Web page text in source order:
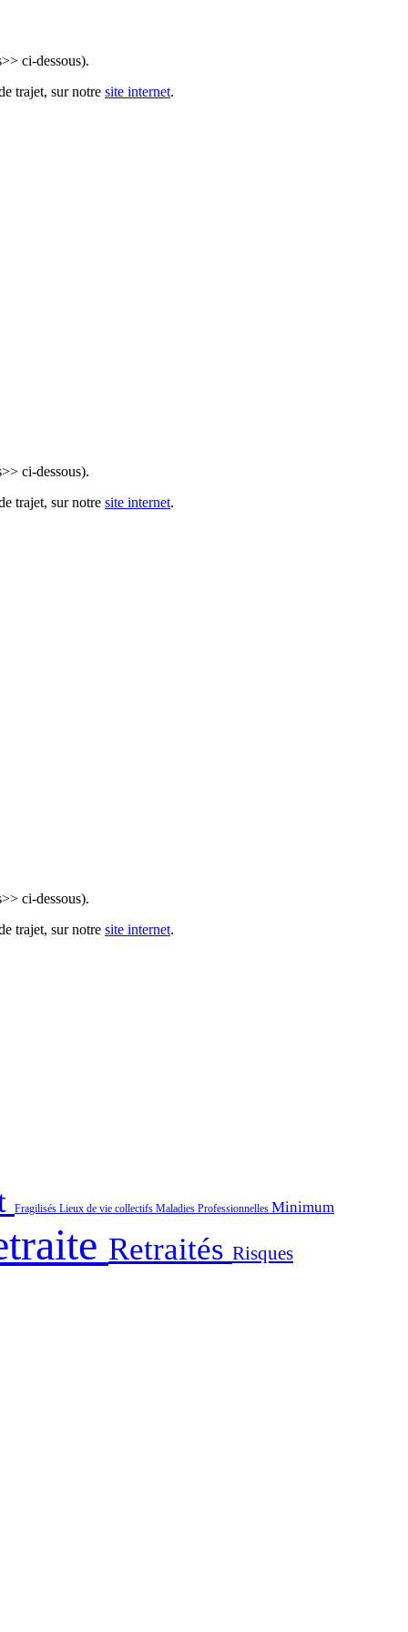
ci-dessous).
trajet, sur notre site internet.
ci-dessous).
trajet, sur notre site internet.
ci-dessous).
trajet, sur notre site internet.
Fragilisés Lieux de vie collectifs Maladies Professionnelles Minimum
Retraités Risques